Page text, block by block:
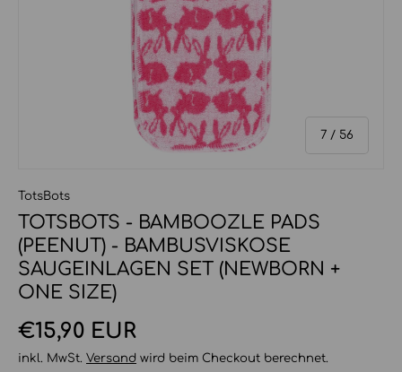
7 / von
56
TotsBots
TOTSBOTS - BAMBOOZLE PADS
(PEENUT) - BAMBUSVISKOSE
SAUGEINLAGEN SET (NEWBORN +
ONE SIZE)
Normaler Preis
€15,90 EUR
inkl. MwSt. Versand wird beim Checkout berechnet.